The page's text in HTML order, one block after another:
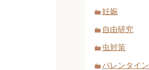
妊娠
自由研究
虫対策
バレンタイン